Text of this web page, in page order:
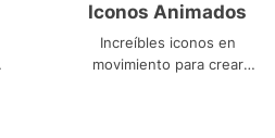
Iconos Animados
Increíbles iconos en
movimiento para crear